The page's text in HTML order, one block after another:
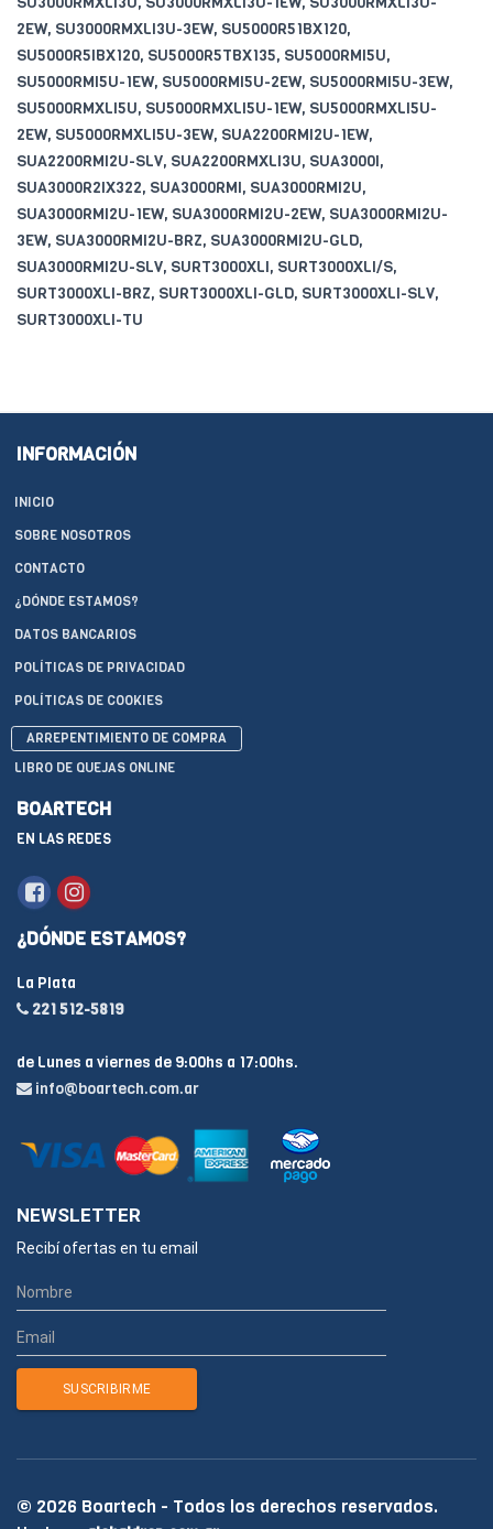
2EW, SU3000RMXLI3U-3EW, SU5000R51BX120,
SU5000R5IBX120, SU5000R5TBX135, SU5000RMI5U,
SU5000RMI5U-1EW, SU5000RMI5U-2EW, SU5000RMI5U-3EW,
SU5000RMXLI5U, SU5000RMXLI5U-1EW, SU5000RMXLI5U-
2EW, SU5000RMXLI5U-3EW, SUA2200RMI2U-1EW,
SUA2200RMI2U-SLV, SUA2200RMXLI3U, SUA3000I,
SUA3000R2IX322, SUA3000RMI, SUA3000RMI2U,
SUA3000RMI2U-1EW, SUA3000RMI2U-2EW, SUA3000RMI2U-
3EW, SUA3000RMI2U-BRZ, SUA3000RMI2U-GLD,
SUA3000RMI2U-SLV, SURT3000XLI, SURT3000XLI/S,
SURT3000XLI-BRZ, SURT3000XLI-GLD, SURT3000XLI-SLV,
SURT3000XLI-TU
INFORMACIÓN
INICIO
SOBRE NOSOTROS
CONTACTO
¿DÓNDE ESTAMOS?
DATOS BANCARIOS
POLÍTICAS DE PRIVACIDAD
POLÍTICAS DE COOKIES
ARREPENTIMIENTO DE COMPRA
LIBRO DE QUEJAS ONLINE
BOARTECH
EN LAS REDES
¿DÓNDE ESTAMOS?
La Plata
221 512-5819
de Lunes a viernes de 9:00hs a 17:00hs.
info@boartech.com.ar
NEWSLETTER
Recibí ofertas en tu email
© 2026 Boartech - Todos los derechos reservados.